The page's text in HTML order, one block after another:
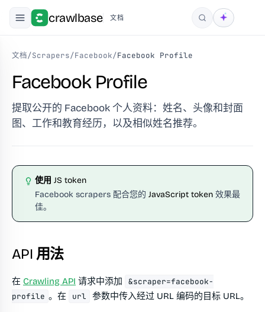
crawlbase 文档
搜索
文档/Scrapers/Facebook/Facebook Profile
Facebook Profile
提取公开的 Facebook 个人资料：姓名、头像和封面
图、工作和教育经历，以及相似姓名推荐。
使用 JS token
Facebook scrapers 配合您的 JavaScript token 效果最
佳。
API 用法
在 Crawling API 请求中添加
&scraper=facebook-
profile 。在 url 参数中传入经过 URL 编码的目标 URL。